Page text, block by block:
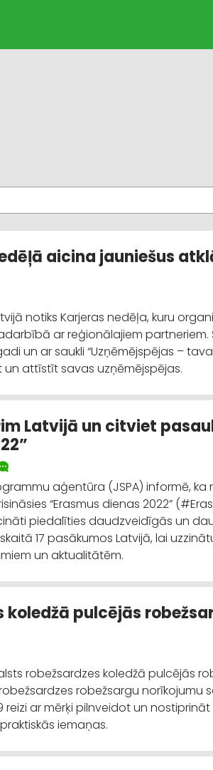
aicina jauniešus
notiks Karjeras nedēļa, kuru
ar reģionālajiem partneriem.
un ar saukli “Uzņēmējspējas –
un attīstīt savas uzņēmējspējas.
Latvijā un citviet
aģentūra (JSPA) informē, ka
“Erasmus dienas 2022”
piedalīties daudzveidīgās un
17 pasākumos Latvijā, lai
un aktualitātēm.
koledžā pulcējās
robežsardzes koledžā pulcējās
robežsargu norīkojumu
reizi ar mērķi pilnveidot un
iemaņas.